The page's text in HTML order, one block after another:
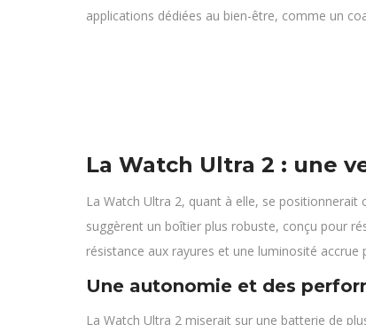
applications dédiées au bien-être, comme un
La Watch Ultra 2 : une
La Watch Ultra 2, quant à elle, se
suggèrent un boîtier plus robuste, conçu pour
résistance aux rayures et une luminosité
Une autonomie et des
La Watch Ultra 2 miserait sur une batterie de